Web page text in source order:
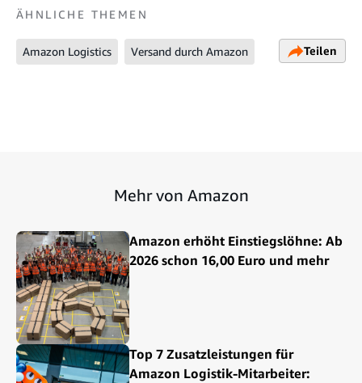
ÄHNLICHE THEMEN
Amazon Logistics Versand durch Amazon Teilen
Mehr von Amazon
Amazon erhöht Einstiegslöhne: Ab
2026 schon 16,00 Euro und mehr
Top 7 Zusatzleistungen für
Amazon Logistik-Mitarbeiter: